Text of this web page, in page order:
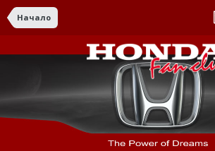
Начало